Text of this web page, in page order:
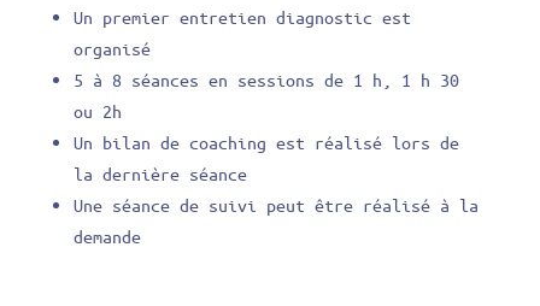
Un premier entretien diagnostic est
organisé
5 à 8 séances en sessions de 1 h, 1 h 30
ou 2h
Un bilan de coaching est réalisé lors de
la dernière séance
Une séance de suivi peut être réalisé à la
demande